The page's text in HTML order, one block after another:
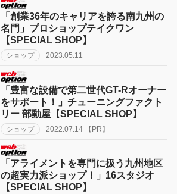
「創業36年のキャリアを誇る南九州の
名門」プロショップテイクワン
【SPECIAL SHOP】
ショップ 2023.05.11
「豊富な設備で第二世代GT-Rオーナー
をサポート！」チューニングファクト
リー 部動屋【SPECIAL SHOP】
ショップ 2022.07.14 【PR】
「アライメントを専門に扱う九州地区
の超実力派ショップ！」16スタジオ
【SPECIAL SHOP】